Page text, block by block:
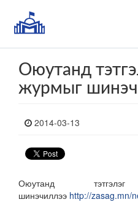
Оюутанд
журмыг
2014-03-13
Оюутанд
шинэчиллээ http://zasag.mn/